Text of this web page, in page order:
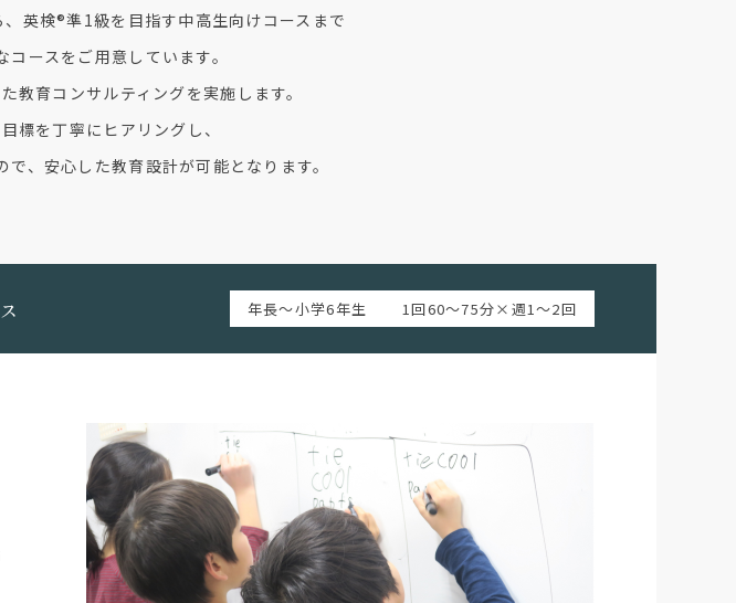
英検®準1級を目指す中高生向けコースまで
ースをご用意しています。
教育コンサルティングを実施します。
標を丁寧にヒアリングし、
、安心した教育設計が可能となります。
年長～小学6年生 1回60～75分×週1～2回